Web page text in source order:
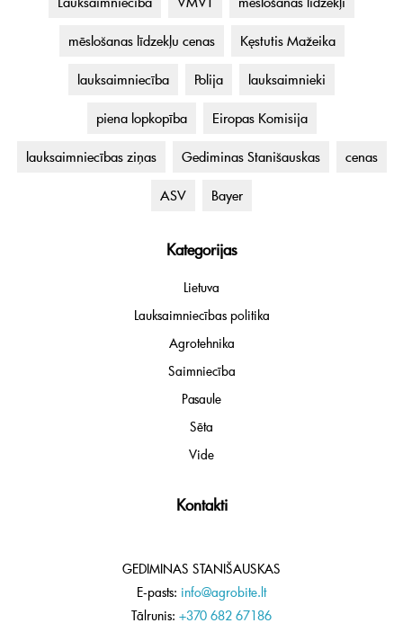
mēslošanas līdzekļu cenas Kęstutis Mažeika
lauksaimniecība Polija lauksaimnieki
piena lopkopība Eiropas Komisija
lauksaimniecības ziņas Gediminas Stanišauskas cenas
ASV Bayer
Kategorijas
Lietuva
Lauksaimniecības politika
Agrotehnika
Saimniecība
Pasaule
Sēta
Vide
Kontakti
GEDIMINAS STANIŠAUSKAS
E-pasts: info@agrobite.lt
Tālrunis: +370 682 67186